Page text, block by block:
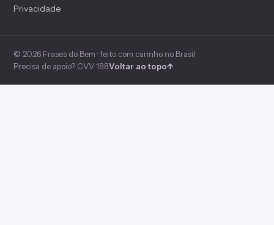
Privacidade
© 2026 Frases do Bem · feito com carinho no Brasil
Precisa de apoio? CVV 188Voltar ao topo↑